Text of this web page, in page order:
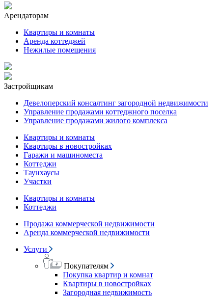
Арендаторам
Квартиры и комнаты
Аренда коттеджей
Нежилые помещения
Застройщикам
Девелоперский консалтинг загородной недвижимости
Управление продажами коттеджного поселка
Управление продажами жилого комплекса
Квартиры и комнаты
Квартиры в новостройках
Гаражи и машиноместа
Коттеджи
Таунхаусы
Участки
Квартиры и комнаты
Коттеджи
Продажа коммерческой недвижимости
Аренда коммерческой недвижимости
Услуги
Покупателям
Покупка квартир и комнат
Квартиры в новостройках
Загородная недвижимость